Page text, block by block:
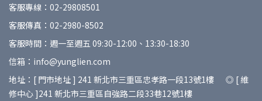
客服專線：02-29808501
客服傳真：02-2980-8502
客服時間：週一至週五 09:30-12:00、13:30-18:30
信箱：info@yunglien.com
地址：[ 門市地址 ] 241 新北市三重區忠孝路一段13號1樓 ◎ [ 維
修中心 ]241 新北市三重區自強路二段33巷12號1樓